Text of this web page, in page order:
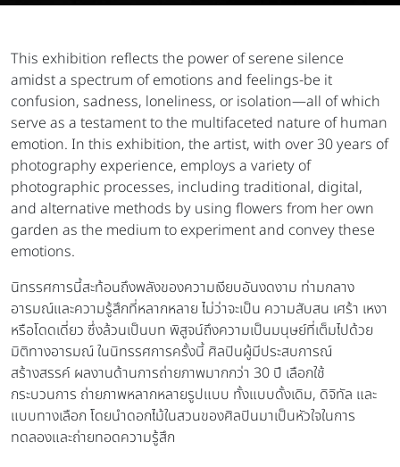
This exhibition reflects the power of serene silence
amidst a spectrum of emotions and feelings-be it
confusion, sadness, loneliness, or isolation—all of which
serve as a testament to the multifaceted nature of human
emotion. In this exhibition, the artist, with over 30 years of
photography experience, employs a variety of
photographic processes, including traditional, digital,
and alternative methods by using flowers from her own
garden as the medium to experiment and convey these
emotions.
นิทรรศการนี้สะท้อนถึงพลังของความเงียบอันงดงาม ท่ามกลาง
อารมณ์และความรู้สึกที่หลากหลาย ไม่ว่าจะเป็น ความสับสน เศร้า เหงา
หรือโดดเดี่ยว ซึ่งล้วนเป็นบท พิสูจน์ถึงความเป็นมนุษย์ที่เต็มไปด้วย
มิติทางอารมณ์ ในนิทรรศการครั้งนี้ ศิลปินผู้มีประสบการณ์
สร้างสรรค์ ผลงานด้านการถ่ายภาพมากกว่า 30 ปี เลือกใช้
กระบวนการ ถ่ายภาพหลากหลายรูปแบบ ทั้งแบบดั้งเดิม, ดิจิทัล และ
แบบทางเลือก โดยนำดอกไม้ในสวนของศิลปินมาเป็นหัวใจในการ
ทดลองและถ่ายทอดความรู้สึก